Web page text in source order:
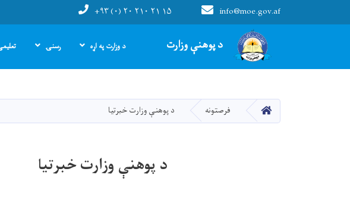
info@moe.gov.af +۹۳ (۰) ۲۰ ۲۱۰ ۲۱ ۱۵
د پوهنې وزارتMain navigation
د وزارت په اړه رسنۍ
HOME فرصتونه د پوهنې وزارت خبرتیا
د پوهنې وزارت خبرتیا